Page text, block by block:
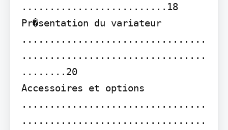
..........................18
Pr�sentation du variateur
.................................
.................................
........20
Accessoires et options
.................................
.................................